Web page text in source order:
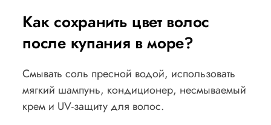
Как сохранить цвет волос
после купания в море?
Смывать соль пресной водой, использовать
мягкий шампунь, кондиционер, несмываемый
крем и UV-защиту для волос.